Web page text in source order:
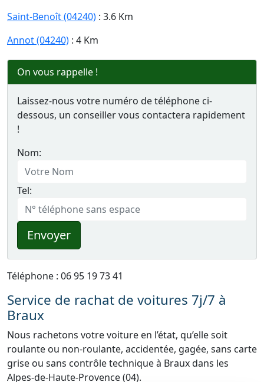
Saint-Benoît (04240) : 3.6 Km
Annot (04240) : 4 Km
On vous rappelle !
Laissez-nous votre numéro de téléphone ci-
dessous, un conseiller vous contactera rapidement
!
Nom:
Tel:
Envoyer
Téléphone : 06 95 19 73 41
Service de rachat de voitures 7j/7 à
Braux
Nous rachetons votre voiture en l’état, qu’elle soit
roulante ou non-roulante, accidentée, gagée, sans carte
grise ou sans contrôle technique à Braux dans les
Alpes-de-Haute-Provence (04).